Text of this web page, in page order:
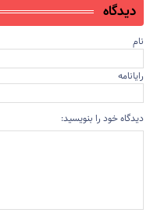
دیدگاه
نام
رایانامه
دیدگاه خود را بنویسید: